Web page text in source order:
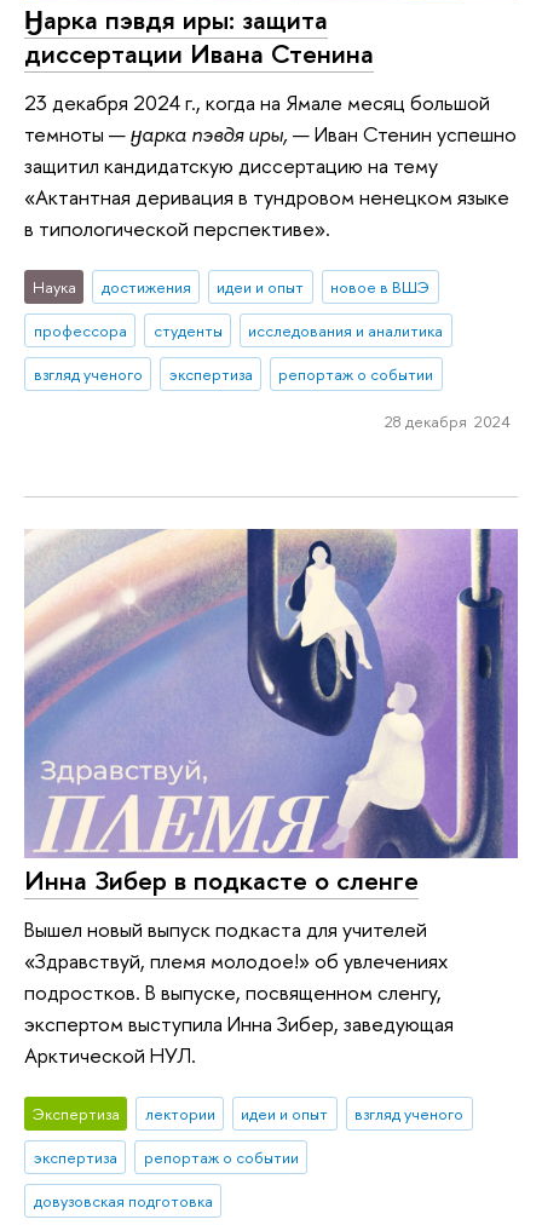
Ӈарка пэвдя иры: защита
диссертации Ивана Стенина
23 декабря 2024 г., когда на Ямале месяц большой
темноты —ӈарка пэвдя иры,— Иван Стенин успешно
защитил кандидатскую диссертацию на тему
«Актантная деривация в тундровом ненецком языке
в типологической перспективе».
Наука достижения идеи и опыт
новое в ВШЭ
профессора
студенты
исследования и аналитика
взгляд ученого
экспертиза репортаж о событии
28 декабря 2024
Инна Зибер в подкасте о сленге
Вышел новый выпуск подкаста для учителей
«Здравствуй, племя молодое!» об увлечениях
подростков. В выпуске, посвященном сленгу,
экспертом выступила Инна Зибер, заведующая
Арктической НУЛ.
Экспертиза лектории идеи и опыт
взгляд ученого
экспертиза
репортаж о событии
довузовская подготовка